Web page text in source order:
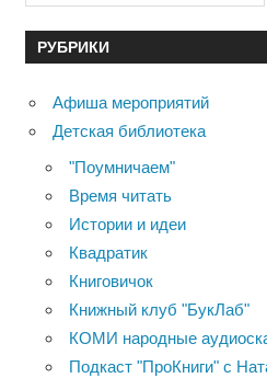
РУБРИКИ
Афиша мероприятий
Детская библиотека
"Поумничаем"
Время читать
Истории и идеи
Квадратик
Книговичок
Книжный клуб "БукЛаб"
КОМИ народные
Подкаст "ПроКниги" с